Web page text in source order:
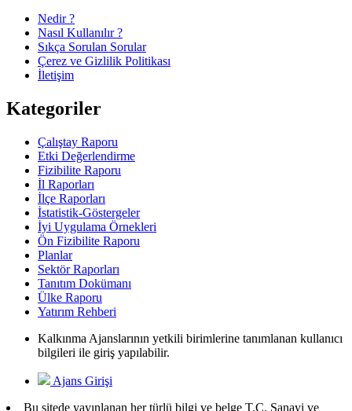
Nedir ?
Nasıl Kullanılır ?
Sıkça Sorulan Sorular
Çerez ve Gizlilik Politikası
İletişim
Kategoriler
Çalıştay Raporu
Etki Değerlendirme
Fizibilite Raporu
İl Raporları
İlçe Raporları
İstatistik-Göstergeler
İyi Uygulama Örnekleri
Ön Fizibilite Raporu
Planlar
Sektör Raporları
Tanıtım Dokümanı
Ülke Raporu
Yatırım Rehberi
Kalkınma Ajanslarının yetkili birimlerine tanımlanan kullanıcı
bilgileri ile giriş yapılabilir.
Ajans Girişi
Bu sitede yayınlanan her türlü bilgi ve belge T.C. Sanayi ve